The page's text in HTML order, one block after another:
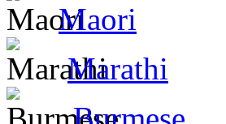
Maori
Marathi